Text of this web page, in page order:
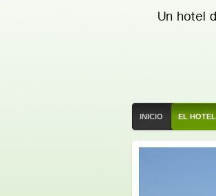
INICIO EL HOTEL